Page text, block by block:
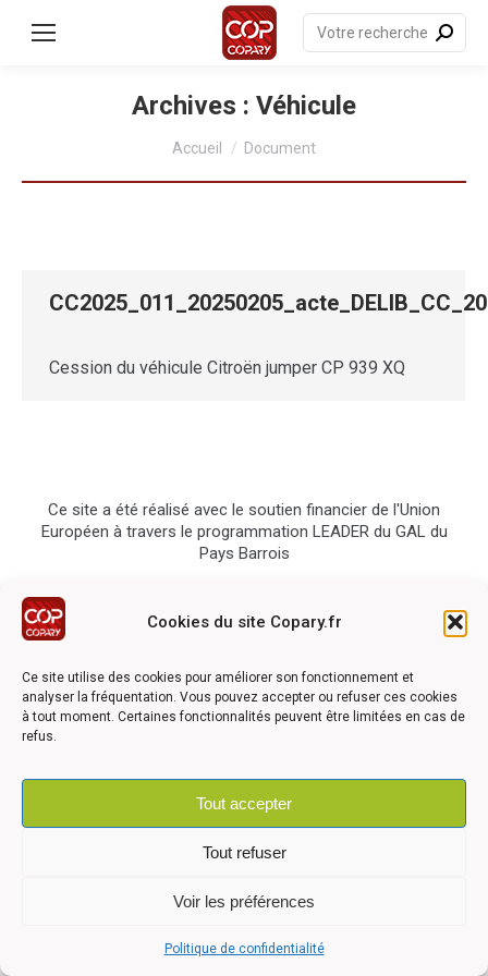
Cookies du site Copary.fr
Ce site utilise des cookies pour améliorer son fonctionnement et
analyser la fréquentation. Vous pouvez accepter ou refuser ces cookies
à tout moment. Certaines fonctionnalités peuvent être limitées en cas de
refus.
Tout accepter
Tout refuser
Voir les préférences
Politique de confidentialité
principal
Recherche
:
Archives : Véhicule
Accueil Document
Cession du véhicule Citroën jumper CP 939 XQ
Ce site a été réalisé avec le soutien financier de l'Union
Européen à travers le programmation LEADER du GAL du
Pays Barrois
©2026 COPARY - Tous droits réservés - Création agenceArticom
Politique de confidentialité
d'accessibilité